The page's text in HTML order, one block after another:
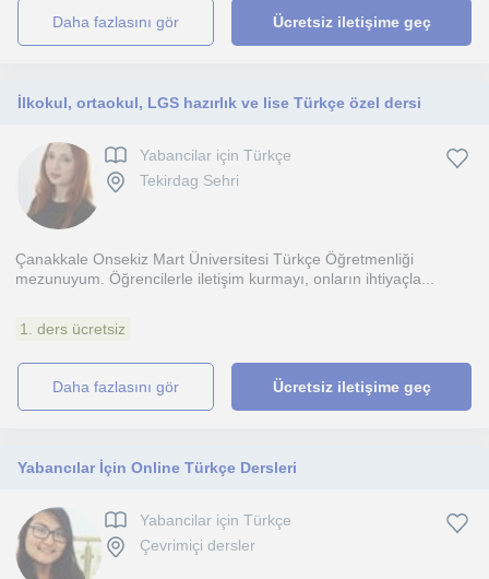
daha fazlasını gör Ücretsiz iletişime geç
İlkokul, ortaokul, LGS hazırlık ve lise Türkçe özel dersi
Yabancilar için Türkçe
Tekirdag Sehri
Çanakkale Onsekiz Mart Üniversitesi Türkçe Öğretmenliği
mezunuyum. Öğrencilerle iletişim kurmayı, onların ihtiyaçla...
1. ders ücretsiz
daha fazlasını gör Ücretsiz iletişime geç
Yabancılar İçin Online Türkçe Dersleri
Yabancilar için Türkçe
Çevrimiçi dersler